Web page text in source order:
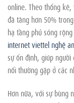
online. Theo thống
đã tăng hơn 50%
hạ tầng phủ sóng
internet viettel nghệ an
sự ổn định, giúp
nối thường gặp ở các
Hơn nữa, với sự bùng